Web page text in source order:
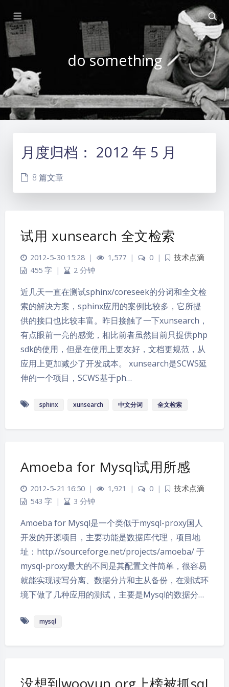
do something
月度归档： 2012 年 5 月
8 篇文章
试用 xunsearch 全文检索
2012-5-30 15:28 | 1,577 | 0 |
技术点滴
455 字 | 2 分钟
近几天一直在测试sphinx/coreseek的分词和全文检
索的解决方案，sphinx应用的案例比较多，它所提
供的接口也比较丰富。昨日接触了一下xunsearch，
有点眼前一亮的感觉，相比前者虽然目前只提供php
sdk的使用，但是在使用上更友好，文档更规范，从
应用上更加减少了开发成本。 xunsearch是SCWS延
伸的一个项目，SCWS基于ph…
sphinx xunsearch 中文分词 全文检索
Amoeba for Mysql试用所感
2012-5-21 16:50 | 1,921 | 0 |
技术点滴
543 字 | 3 分钟
Amoeba for Mysql是一个类似于mysql-proxy国人
开发的开源项目，主要功能是数据库代理，项目地
址：http://sourceforge.net/projects/amoeba/ 于
mysql-proxy最大的不同是其配置文件简单，很容易
就能实现读写分离、数据分片和主从备份，在测试环
境下做了几种应用的测试，主要是Mysql的数据分…
mysql